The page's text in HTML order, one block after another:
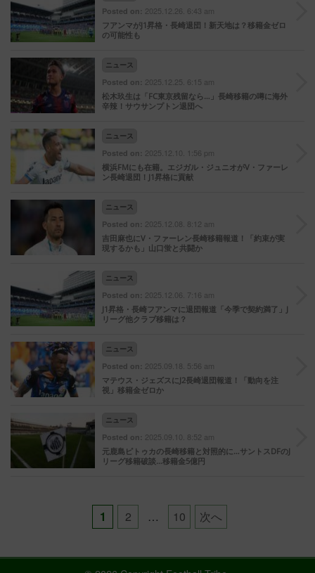
Posted on: 2025.12.26. 6:43 am
フアンマがJ1昇格・長崎退団！新天地は？移籍金ゼロ
の可能性も
ニュース
Posted on: 2025.12.25. 6:15 am
松木玖生は「FC東京残留なら…」長崎移籍の噂に海外
辛辣！サウサンプトン退団へ
ニュース
Posted on: 2025.12.10. 1:56 pm
横浜FMにも在籍。エジガル・ジュニオがV・ファーレ
ン長崎退団！J1昇格に貢献
ニュース
Posted on: 2025.12.08. 8:12 am
吉田麻也にV・ファーレン長崎移籍報道！「約束が実
現するかも」山口蛍と共闘か
ニュース
Posted on: 2025.12.06. 7:16 am
J1昇格・長崎フアンマに退団報道「今季で契約満了」J
リーグ他クラブ移籍は？
ニュース
Posted on: 2025.09.18. 5:56 am
マテウス・ジェズスにJ2長崎退団報道！「動向を注
視」移籍金ゼロか
ニュース
Posted on: 2025.09.10. 8:52 am
元鹿島ピトゥカの長崎移籍と対照的に…サントスDFのJ
リーグ移籍破談…移籍金5億円
Posts
pagination
1 2 … 10 次へ